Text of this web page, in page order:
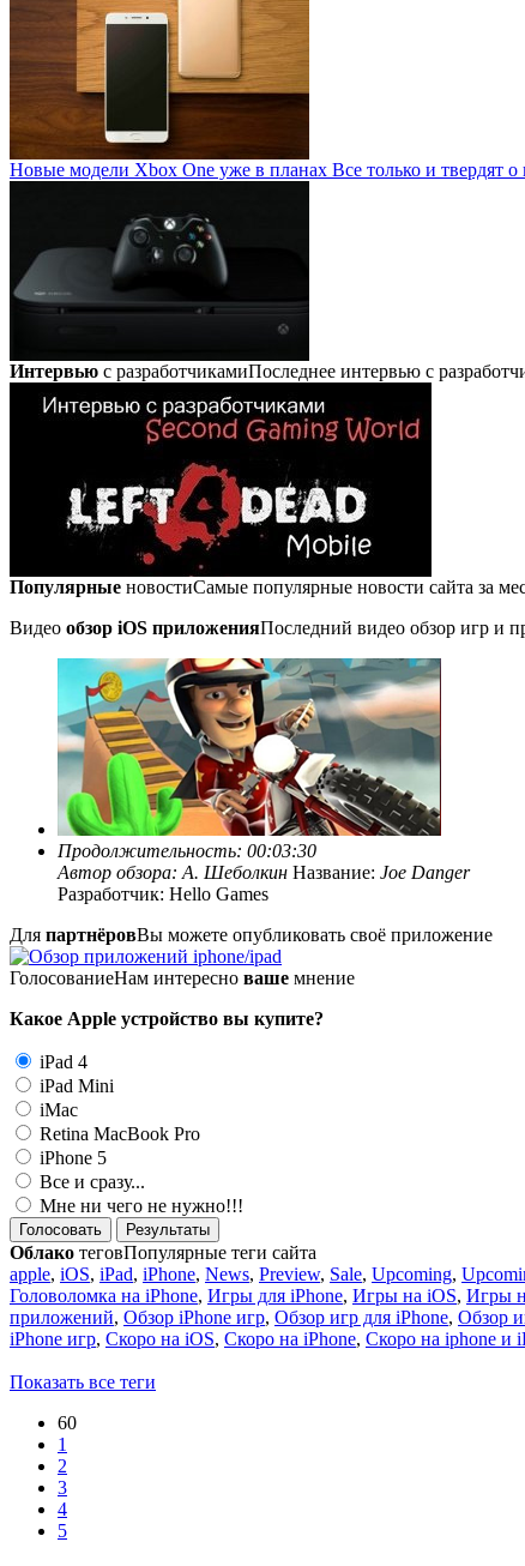
Новые модели Xbox One уже в планах Все только и твердят
Интервью с разработчикамиПоследнее интервью с
Популярные новостиСамые популярные новости сайта за
Видео обзор iOS приложенияПоследний видео обзор игр и
Продолжительность: 00:03:30
Автор обзора: А. Шеболкин Название: Joe Danger
Разработчик: Hello Games
Для партнёровВы можете опубликовать своё приложение
ГолосованиеНам интересно ваше мнение
Какое Apple устройство вы купите?
iPad 4
iPad Mini
iMac
Retina MacBook Pro
iPhone 5
Все и сразу...
Мне ни чего не нужно!!!
Голосовать Результаты
Облако теговПопулярные теги сайта
apple, iOS, iPad, iPhone, News, Preview, Sale, Upcoming,
Головоломка на iPhone, Игры для iPhone, Игры на iOS, Игры
приложений, Обзор iPhone игр, Обзор игр для iPhone, Обзор
iPhone игр, Скоро на iOS, Скоро на iPhone, Скоро на iphone и
Показать все теги
60
1
2
3
4
5